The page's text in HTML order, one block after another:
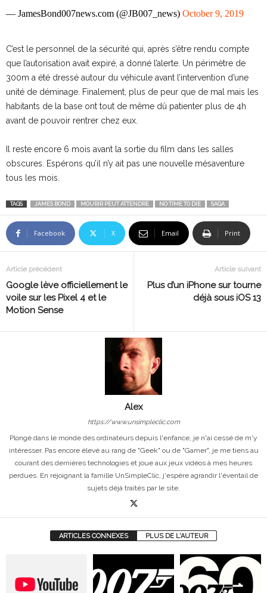
— JamesBond007news.com (@JB007_news) October 9, 2019
C’est le personnel de la sécurité qui, après s’être rendu compte
que l’autorisation avait expiré, a donné l’alerte. Un périmètre de
300m a été dressé autour du véhicule avant l’intervention d’une
unité de déminage. Finalement, plus de peur que de mal mais les
habitants de la base ont tout de même dû patienter plus de 4h
avant de pouvoir rentrer chez eux.
Il reste encore 6 mois avant la sortie du film dans les salles
obscures. Espérons qu’il n’y ait pas une nouvelle mésaventure
tous les mois.
TAGS JAMES BOND MOURIR PEUT ATTENDRE NO TIME TO DIE SAGA
Facebook X Email Print
Article précédent
Google lève officiellement le
voile sur les Pixel 4 et le
Motion Sense
Article suivant
Plus d’un iPhone sur tourne
déjà sous iOS 13
Alex
https://www.unsimpleclic.com
Plongé dans le monde des ordinateurs depuis l'enfance, je n'ai cessé de m'y
intéresser. Pas encore élevé au rang de "Geek" ou de "Gamer", je me tiens au
courant des dernières technologies et joue aux jeux vidéos à mes heures
perdues. En rejoignant la famille UnSimpleClic, j'espère agrandir l'éventail de
sujets déjà traités par le site.
ARTICLES CONNEXES PLUS DE L'AUTEUR